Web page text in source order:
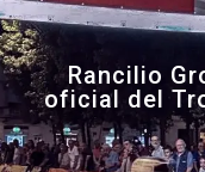
Rancilio
oficial del
Our brands
Group